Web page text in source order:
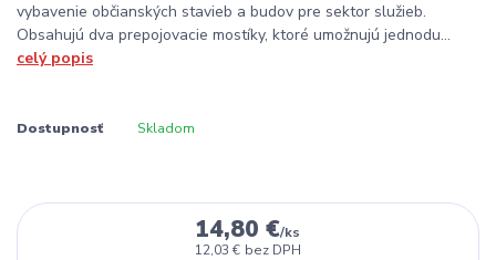
vybavenie občianských stavieb a budov pre sektor služieb.
Obsahujú dva prepojovacie mostíky, ktoré umožnujú jednodu...
celý popis
Dostupnosť Skladom
14,80 €/ks
12,03 € bez DPH